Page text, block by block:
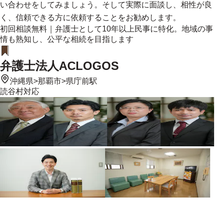
い合わせをしてみましょう。そして実際に面談し、相性が良
く、信頼できる方に依頼することをお勧めします。
初回相談無料｜弁護士として10年以上民事に特化。地域の事
情も熟知し、公平な相続を目指します
弁護士法人ACLOGOS
沖縄県>那覇市>県庁前駅
読谷村対応